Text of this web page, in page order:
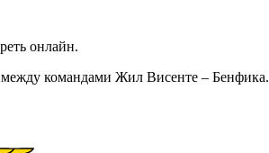
онлайн.
командами Жил Висенте – Бенфика.